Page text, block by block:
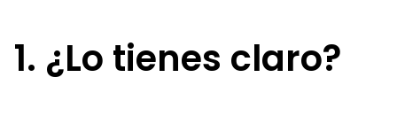
1. ¿Lo tienes claro?